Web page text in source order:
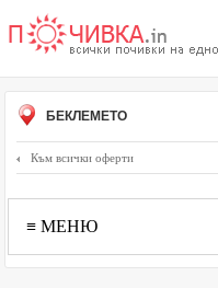
БЕКЛЕМЕТО
Към всички оферти
≡ МЕНЮ